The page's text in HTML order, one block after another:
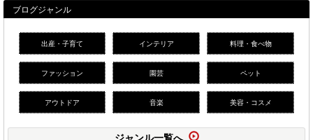
ブログジャンル
出産・子育て インテリア 料理・食べ物
ファッション 園芸 ペット
アウトドア 音楽 美容・コスメ
ジャンル一覧へ